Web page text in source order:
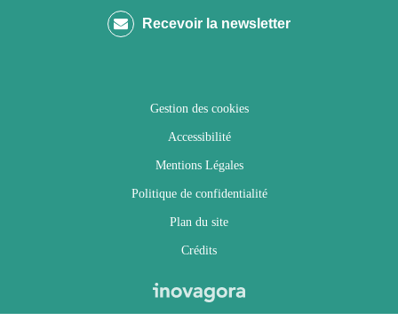
Facebook
TwitterInstagram
Youtube
Recevoir la newsletter
Gestion des cookies
Accessibilité
Mentions Légales
Politique de confidentialité
Plan du site
Crédits